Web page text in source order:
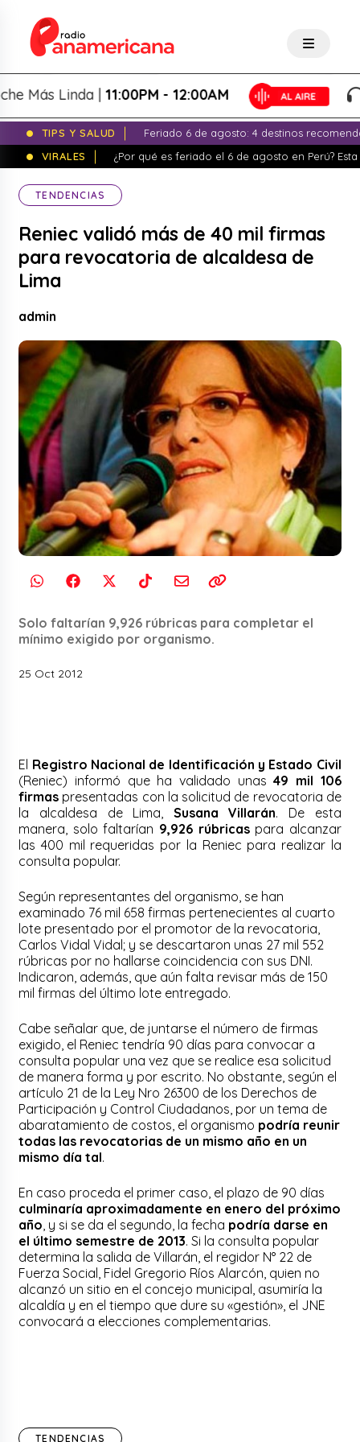
Linda |11:00PM - 12:00AM
TIPS Y SALUD
Feriado 6 de agosto: 4 destinos
VIRALES
¿Por qué es feriado el 6 de agosto en Perú?
TENDENCIAS
Reniec validó más de 40 mil firmas
para revocatoria de alcaldesa de
Lima
admin
Solo faltarían 9,926 rúbricas para completar el
mínimo exigido por organismo.
25 Oct 2012
El Registro Nacional de Identificación y Estado Civil
(Reniec) informó que ha validado unas49 mil 106
firmas presentadas con la solicitud de revocatoria de
la alcaldesa de Lima, Susana Villarán. De esta
manera, solo faltarían 9,926 rúbricaspara alcanzar
las 400 mil requeridas por la Reniec para realizar la
consulta popular.
Según representantes del organismo, se han
examinado 76 mil 658 firmas pertenecientes al cuarto
lote presentado por el promotor de la revocatoria,
Carlos Vidal Vidal; y se descartaron unas 27 mil 552
rúbricas por no hallarse coincidencia con sus DNI.
Indicaron, además, que aún falta revisar más de 150
mil firmas del último lote entregado.
Cabe señalar que, de juntarse el número de firmas
exigido, el Reniec tendría 90 días para convocar a
consulta popular una vez que se realice esa solicitud
de manera forma y por escrito. No obstante, según el
artículo 21 de la Ley Nro 26300 de los Derechos de
Participación y Control Ciudadanos, por un tema de
abaratamiento de costos, el organismo podría reunir
todas las revocatorias de un mismo año en un
mismo día tal.
En caso proceda el primer caso, el plazo de 90 días
culminaría aproximadamente en enero del próximo
año, y si se da el segundo, la fecha podría darse en
el último semestre de 2013. Si la consulta popular
determina la salida de Villarán, el regidor N° 22 de
Fuerza Social, Fidel Gregorio Ríos Alarcón, quien no
alcanzó un sitio en el concejo municipal, asumiría la
alcaldía y en el tiempo que dure su «gestión», el JNE
convocará a elecciones complementarias.
TENDENCIAS